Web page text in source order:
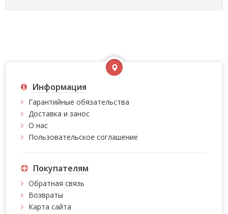
Информация
Гарантийные обязательства
Доставка и занос
О нас
Пользовательское соглашение
Покупателям
Обратная связь
Возвраты
Карта сайта